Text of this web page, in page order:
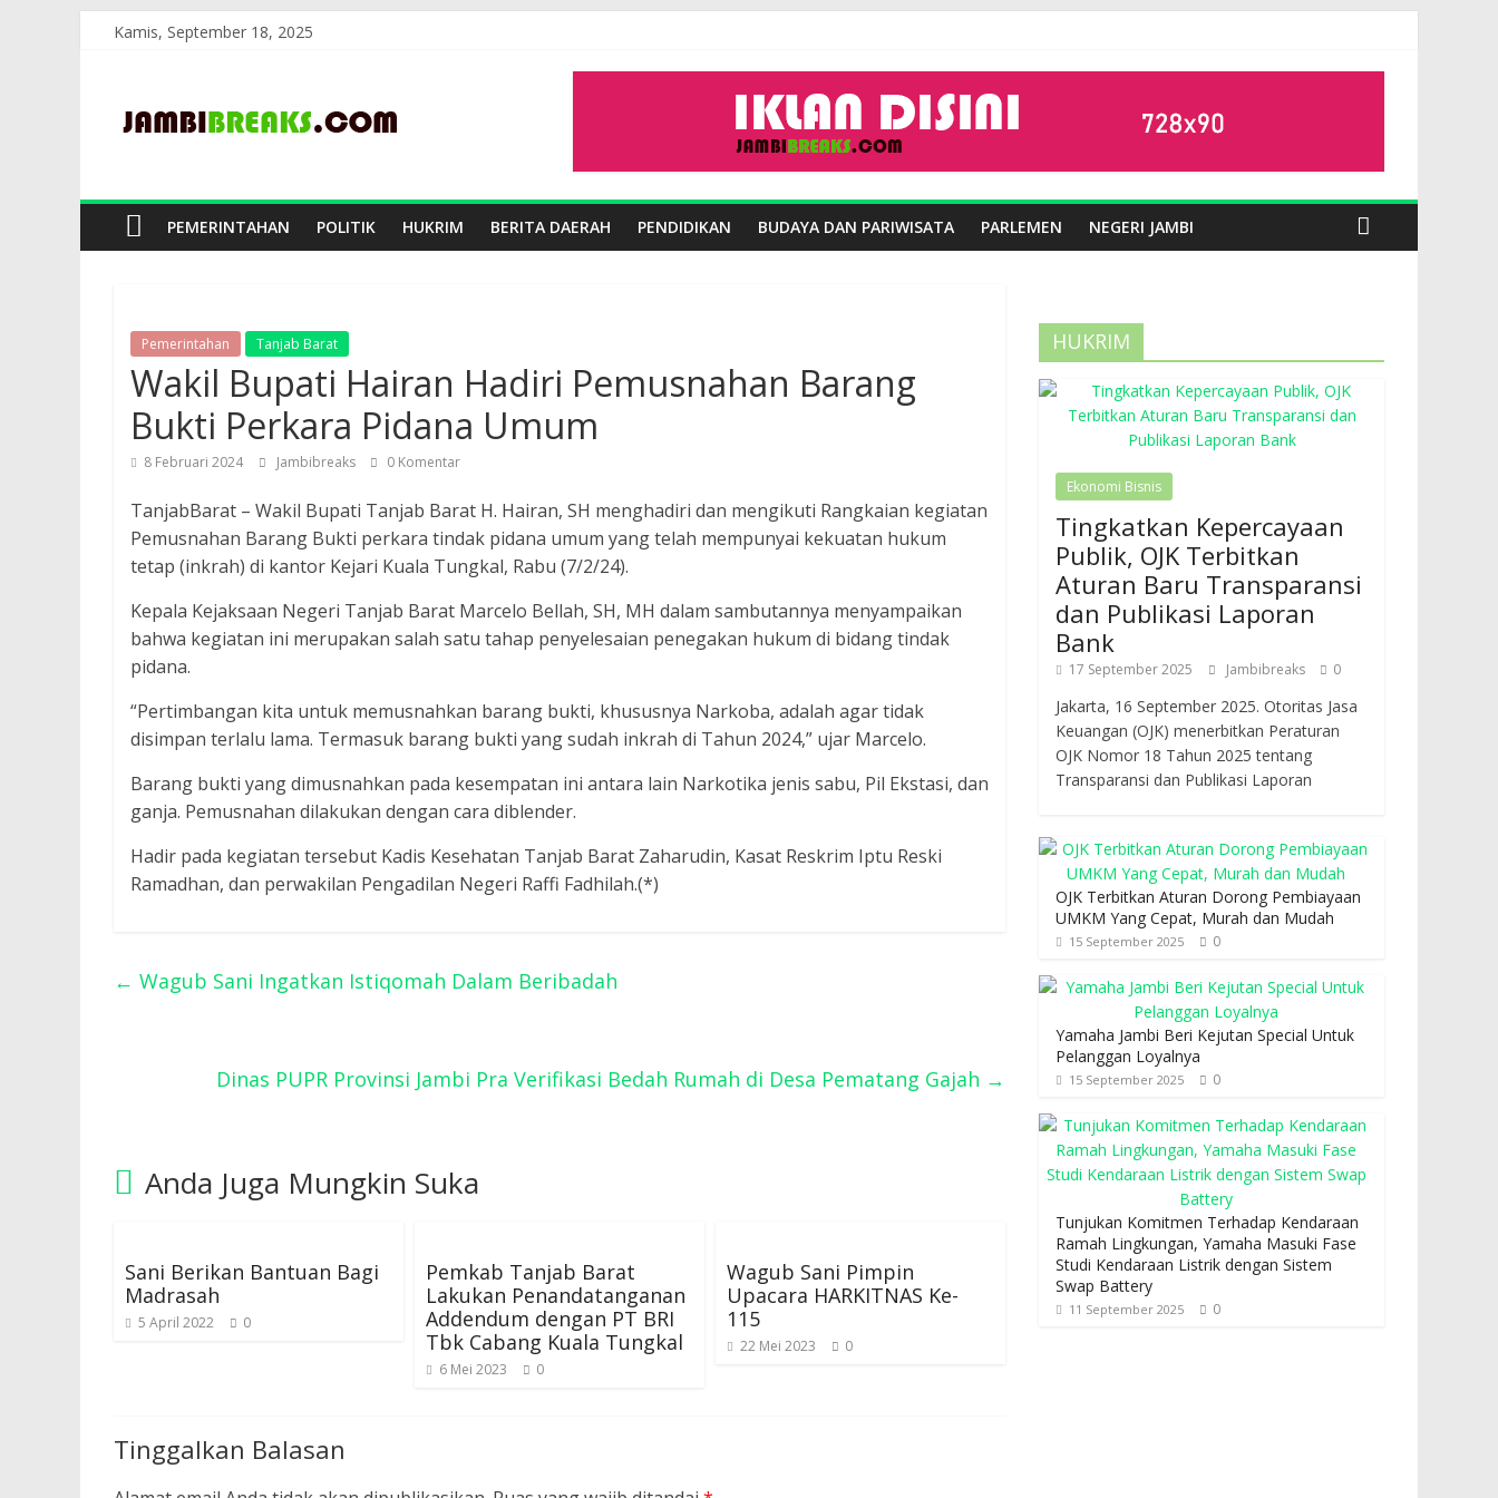
Kamis, September 18, 2025
JambiBreaks
PEMERINTAHAN POLITIK HUKRIM BERITA DAERAH PENDIDIKAN BUDAYA DAN PARIWISATA PARLEMEN NEGERI JAMBI
Pemerintahan Tanjab Barat
Wakil Bupati Hairan Hadiri Pemusnahan Barang
Bukti Perkara Pidana Umum
8 Februari 2024 Jambibreaks 0 Komentar
TanjabBarat – Wakil Bupati Tanjab Barat H. Hairan, SH menghadiri dan mengikuti Rangkaian kegiatan
Pemusnahan Barang Bukti perkara tindak pidana umum yang telah mempunyai kekuatan hukum
tetap (inkrah) di kantor Kejari Kuala Tungkal, Rabu (7/2/24).
Kepala Kejaksaan Negeri Tanjab Barat Marcelo Bellah, SH, MH dalam sambutannya menyampaikan
bahwa kegiatan ini merupakan salah satu tahap penyelesaian penegakan hukum di bidang tindak
pidana.
“Pertimbangan kita untuk memusnahkan barang bukti, khususnya Narkoba, adalah agar tidak
disimpan terlalu lama. Termasuk barang bukti yang sudah inkrah di Tahun 2024,” ujar Marcelo.
Barang bukti yang dimusnahkan pada kesempatan ini antara lain Narkotika jenis sabu, Pil Ekstasi, dan
ganja. Pemusnahan dilakukan dengan cara diblender.
Hadir pada kegiatan tersebut Kadis Kesehatan Tanjab Barat Zaharudin, Kasat Reskrim Iptu Reski
Ramadhan, dan perwakilan Pengadilan Negeri Raffi Fadhilah.(*)
← Wagub Sani Ingatkan Istiqomah Dalam Beribadah
Dinas PUPR Provinsi Jambi Pra Verifikasi Bedah Rumah di Desa Pematang Gajah →
Anda Juga Mungkin Suka
Sani Berikan Bantuan Bagi
Madrasah
5 April 2022 0
Pemkab Tanjab Barat
Lakukan Penandatanganan
Addendum dengan PT BRI
Tbk Cabang Kuala Tungkal
6 Mei 2023 0
Wagub Sani Pimpin
Upacara HARKITNAS Ke-
115
22 Mei 2023 0
Tinggalkan Balasan
HUKRIM
Ekonomi Bisnis
Tingkatkan Kepercayaan
Publik, OJK Terbitkan
Aturan Baru Transparansi
dan Publikasi Laporan
Bank
17 September 2025 Jambibreaks 0
Jakarta, 16 September 2025. Otoritas Jasa
Keuangan (OJK) menerbitkan Peraturan
OJK Nomor 18 Tahun 2025 tentang
Transparansi dan Publikasi Laporan
OJK Terbitkan Aturan Dorong Pembiayaan
UMKM Yang Cepat, Murah dan Mudah
15 September 2025 0
Yamaha Jambi Beri Kejutan Special Untuk
Pelanggan Loyalnya
15 September 2025 0
Tunjukan Komitmen Terhadap Kendaraan
Ramah Lingkungan, Yamaha Masuki Fase
Studi Kendaraan Listrik dengan Sistem
Swap Battery
11 September 2025 0